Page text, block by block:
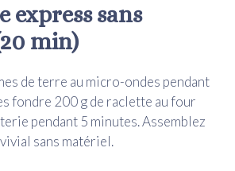
express sans
min)
de terre au micro-ondes pendant
fondre 200 g de raclette au four
pendant 5 minutes. Assemblez
sans matériel.